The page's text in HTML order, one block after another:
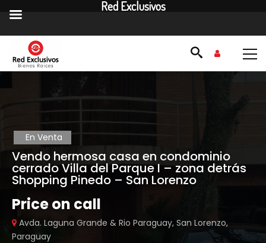
En Venta
Vendo hermosa casa en condominio
cerrado Villa del Parque I – zona detrás
Shopping Pinedo – San Lorenzo
Price on call
Avda. Laguna Grande & Rio Paraguay, San Lorenzo,
Paraguay
Red Exclusivos